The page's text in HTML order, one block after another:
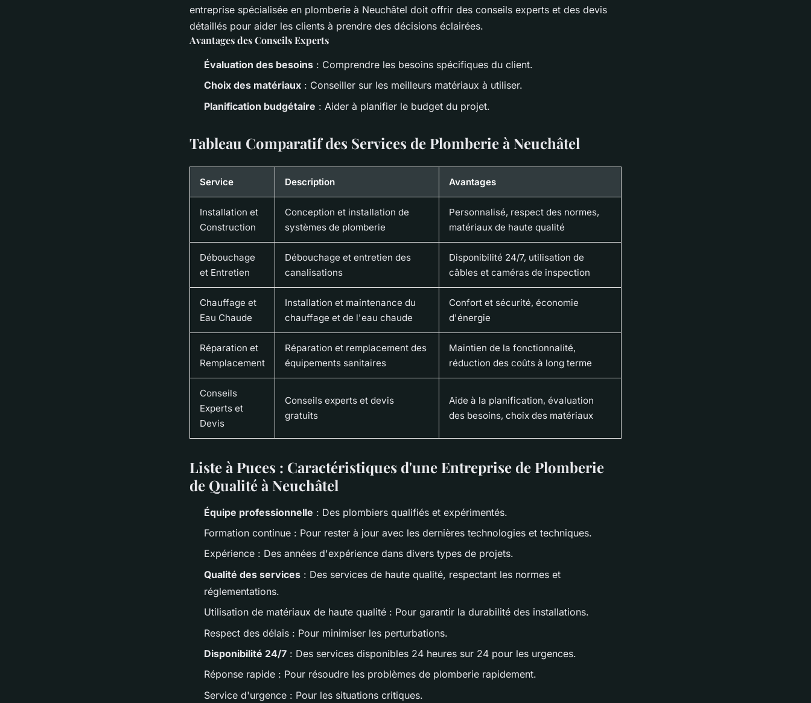
entreprise spécialisée en plomberie à Neuchâtel doit offrir des conseils experts et des devis
détaillés pour aider les clients à prendre des décisions éclairées.
Avantages des Conseils Experts
Évaluation des besoins : Comprendre les besoins spécifiques du client.
Choix des matériaux : Conseiller sur les meilleurs matériaux à utiliser.
Planification budgétaire : Aider à planifier le budget du projet.
Tableau Comparatif des Services de Plomberie à Neuchâtel
Service Description Avantages
Installation et
Construction
Conception et installation de
systèmes de plomberie
Personnalisé, respect des normes,
matériaux de haute qualité
Débouchage
et Entretien
Débouchage et entretien des
canalisations
Disponibilité 24/7, utilisation de
câbles et caméras de inspection
Chauffage et
Eau Chaude
Installation et maintenance du
chauffage et de l'eau chaude
Confort et sécurité, économie
d'énergie
Réparation et
Remplacement
Réparation et remplacement des
équipements sanitaires
Maintien de la fonctionnalité,
réduction des coûts à long terme
Conseils
Experts et
Devis
Conseils experts et devis
gratuits
Aide à la planification, évaluation
des besoins, choix des matériaux
Liste à Puces : Caractéristiques d'une Entreprise de Plomberie
de Qualité à Neuchâtel
Équipe professionnelle : Des plombiers qualifiés et expérimentés.
Formation continue : Pour rester à jour avec les dernières technologies et techniques.
Expérience : Des années d'expérience dans divers types de projets.
Qualité des services : Des services de haute qualité, respectant les normes et
réglementations.
Utilisation de matériaux de haute qualité : Pour garantir la durabilité des installations.
Respect des délais : Pour minimiser les perturbations.
Disponibilité 24/7 : Des services disponibles 24 heures sur 24 pour les urgences.
Réponse rapide : Pour résoudre les problèmes de plomberie rapidement.
Service d'urgence : Pour les situations critiques.